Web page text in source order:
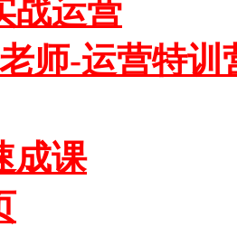
战运营
师-运营特训
成课